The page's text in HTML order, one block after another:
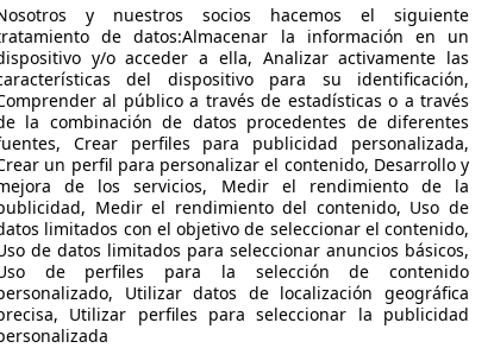
04/2021 76.205 km
y nuestros socios hacemos el siguiente
de datos:Almacenar la información en un
y/o acceder a ella, Analizar activamente las
del dispositivo para su identificación,
al público a través de estadísticas o a través
la combinación de datos procedentes de diferentes
Crear perfiles para publicidad personalizada,
un perfil para personalizar el contenido, Desarrollo y
de los servicios, Medir el rendimiento de la
Medir el rendimiento del contenido, Uso de
limitados con el objetivo de seleccionar el contenido,
de datos limitados para seleccionar anuncios básicos,
de perfiles para la selección de contenido
Utilizar datos de localización geográfica
Utilizar perfiles para seleccionar la publicidad